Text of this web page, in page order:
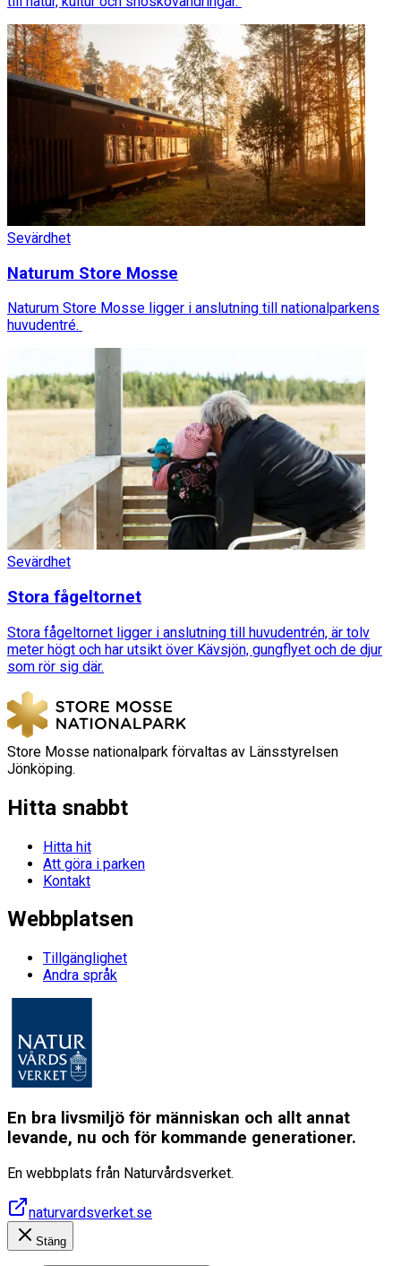
Sevärdhet
Naturum Store Mosse
Naturum Store Mosse ligger i anslutning till nationalparkens
huvudentré.
Sevärdhet
Stora fågeltornet
Stora fågeltornet ligger i anslutning till huvudentrén, är tolv
meter högt och har utsikt över Kävsjön, gungflyet och de djur
som rör sig där.
Store Mosse nationalpark förvaltas av Länsstyrelsen
Jönköping.
Hitta snabbt
Hitta hit
Att göra i parken
Kontakt
Webbplatsen
Tillgänglighet
Andra språk
En bra livsmiljö för människan och allt annat
levande, nu och för kommande generationer.
En webbplats från Naturvårdsverket.
naturvardsverket.se
Stäng